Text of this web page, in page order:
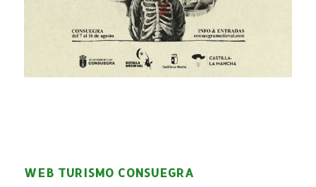
WEB TURISMO CONSUEGRA